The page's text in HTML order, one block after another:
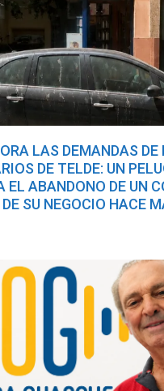
LAS DEMANDAS DE
DE TELDE: UN
EL ABANDONO DE UN
SU NEGOCIO HACE